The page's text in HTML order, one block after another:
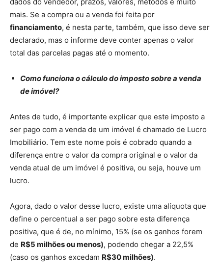
mais. Se a compra ou a venda foi feita por
financiamento, é nesta parte, também, que isso deve ser
declarado, mas o informe deve conter apenas o valor
total das parcelas pagas até o momento.
Como funciona o cálculo do imposto sobre a venda
de imóvel?
Antes de tudo, é importante explicar que este imposto a
ser pago com a venda de um imóvel é chamado de Lucro
Imobiliário. Tem este nome pois é cobrado quando a
diferença entre o valor da compra original e o valor da
venda atual de um imóvel é positiva, ou seja, houve um
lucro.
Agora, dado o valor desse lucro, existe uma alíquota que
define o percentual a ser pago sobre esta diferença
positiva, que é de, no mínimo, 15% (se os ganhos forem
de R$5 milhões ou menos), podendo chegar a 22,5%
(caso os ganhos excedam R$30 milhões).